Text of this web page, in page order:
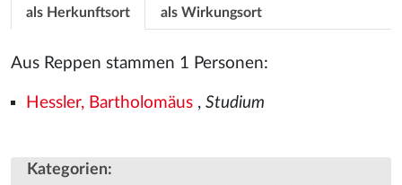
als Herkunftsort als Wirkungsort
Aus Reppen stammen 1 Personen:
Hessler, Bartholomäus, Studium
Kategorien: